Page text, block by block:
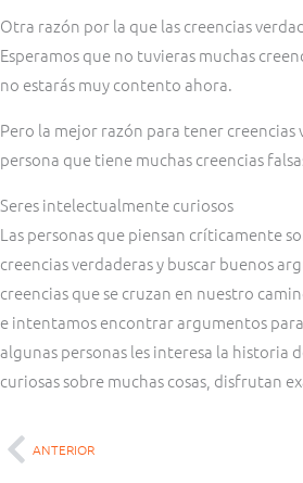
Otra razón por la que las creencias
Esperamos que no tuvieras muchas
no estarás muy contento ahora.
Pero la mejor razón para tener
persona que tiene muchas creencias
Seres intelectualmente curiosos
Las personas que piensan críticamente
creencias verdaderas y buscar buenos
creencias que se cruzan en nuestro
e intentamos encontrar argumentos
algunas personas les interesa la historia
curiosas sobre muchas cosas, disfrutan
AntANTERIOR